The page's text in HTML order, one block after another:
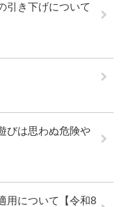
引き下げについて
びは思わぬ危険や
用について【令和8